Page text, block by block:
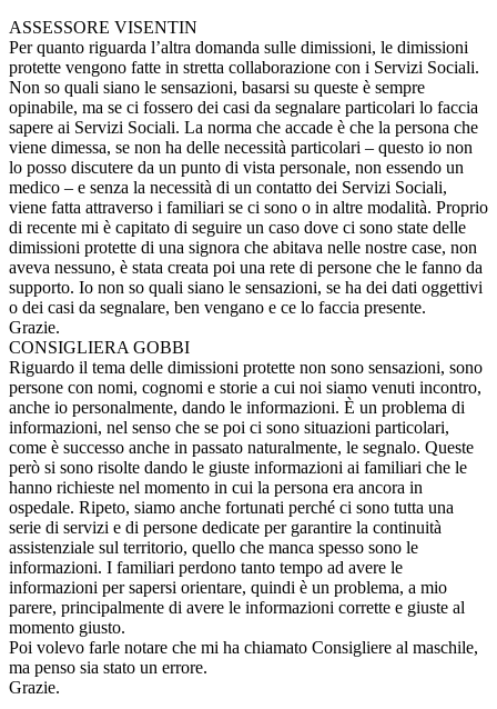
ASSESSORE VISENTIN
Per quanto riguarda l’altra domanda sulle dimissioni, le dimissioni
protette vengono fatte in stretta collaborazione con i Servizi Sociali.
Non so quali siano le sensazioni, basarsi su queste è sempre
opinabile, ma se ci fossero dei casi da segnalare particolari lo faccia
sapere ai Servizi Sociali. La norma che accade è che la persona che
viene dimessa, se non ha delle necessità particolari – questo io non
lo posso discutere da un punto di vista personale, non essendo un
medico – e senza la necessità di un contatto dei Servizi Sociali,
viene fatta attraverso i familiari se ci sono o in altre modalità. Proprio
di recente mi è capitato di seguire un caso dove ci sono state delle
dimissioni protette di una signora che abitava nelle nostre case, non
aveva nessuno, è stata creata poi una rete di persone che le fanno da
supporto. Io non so quali siano le sensazioni, se ha dei dati oggettivi
o dei casi da segnalare, ben vengano e ce lo faccia presente.
Grazie.
CONSIGLIERA GOBBI
Riguardo il tema delle dimissioni protette non sono sensazioni, sono
persone con nomi, cognomi e storie a cui noi siamo venuti incontro,
anche io personalmente, dando le informazioni. È un problema di
informazioni, nel senso che se poi ci sono situazioni particolari,
come è successo anche in passato naturalmente, le segnalo. Queste
però si sono risolte dando le giuste informazioni ai familiari che le
hanno richieste nel momento in cui la persona era ancora in
ospedale. Ripeto, siamo anche fortunati perché ci sono tutta una
serie di servizi e di persone dedicate per garantire la continuità
assistenziale sul territorio, quello che manca spesso sono le
informazioni. I familiari perdono tanto tempo ad avere le
informazioni per sapersi orientare, quindi è un problema, a mio
parere, principalmente di avere le informazioni corrette e giuste al
momento giusto.
Poi volevo farle notare che mi ha chiamato Consigliere al maschile,
ma penso sia stato un errore.
Grazie.